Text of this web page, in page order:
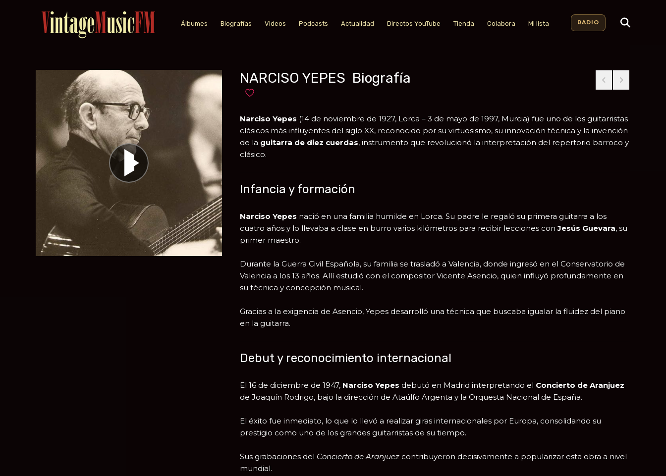
Álbumes Biografías Videos Podcasts Actualidad Directos YouTube Tienda Colabora Mi lista RADIO
NARCISO YEPES Biografía
Añadir a favoritos
Narciso Yepes (14 de noviembre de 1927, Lorca – 3 de mayo de 1997, Murcia) fue uno de los guitarristas
clásicos más influyentes del siglo XX, reconocido por su virtuosismo, su innovación técnica y la invención
de la guitarra de diez cuerdas, instrumento que revolucionó la interpretación del repertorio barroco y
clásico.
Infancia y formación
Narciso Yepes nació en una familia humilde en Lorca. Su padre le regaló su primera guitarra a los
cuatro años y lo llevaba a clase en burro varios kilómetros para recibir lecciones conJesús Guevara, su
primer maestro.
Durante la Guerra Civil Española, su familia se trasladó a Valencia, donde ingresó en el Conservatorio de
Valencia a los 13 años. Allí estudió con el compositor Vicente Asencio, quien influyó profundamente en
su técnica y concepción musical.
Gracias a la exigencia de Asencio, Yepes desarrolló una técnica que buscaba igualar la fluidez del piano
en la guitarra.
Debut y reconocimiento internacional
El 16 de diciembre de 1947, Narciso Yepes debutó en Madrid interpretando el Concierto de Aranjuez
de Joaquín Rodrigo, bajo la dirección de Ataúlfo Argenta y la Orquesta Nacional de España.
El éxito fue inmediato, lo que lo llevó a realizar giras internacionales por Europa, consolidando su
prestigio como uno de los grandes guitarristas de su tiempo.
Sus grabaciones del Concierto de Aranjuezcontribuyeron decisivamente a popularizar esta obra a nivel
mundial.